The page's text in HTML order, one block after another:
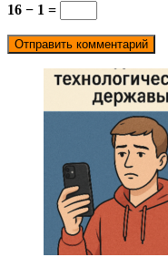
16 − 1 =